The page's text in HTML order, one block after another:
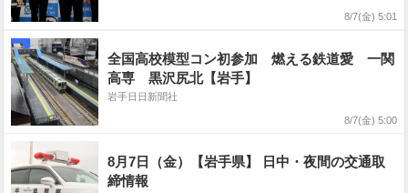
8/7(金) 5:01
全国高校模型コン初参加 燃える鉄道愛 一関
高専 黒沢尻北【岩手】
岩手日日新聞社
8/7(金) 5:00
8月7日（金）【岩手県】 日中・夜間の交通取
締情報